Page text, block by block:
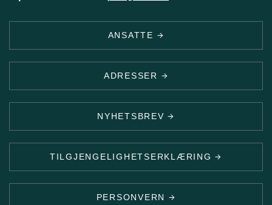
ANSATTE
ADRESSER
NYHETSBREV
TILGJENGELIGHETSERKLÆRING
PERSONVERN